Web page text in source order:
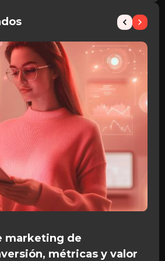
marketing de
métricas y valor